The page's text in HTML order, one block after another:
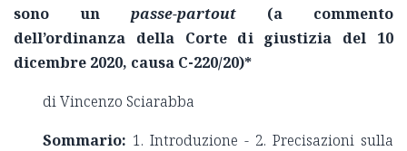
sono un passe-partout (a commento
dell’ordinanza della Corte di giustizia del 10
dicembre 2020, causa C-220/20)*
di Vincenzo Sciarabba
Sommario: 1. Introduzione - 2. Precisazioni sulla